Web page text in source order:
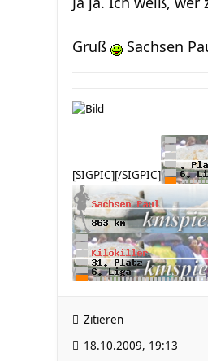
Gruß Sachsen
[SIGPIC][/SIGPIC]
Zitieren
18.10.2009, 19:13